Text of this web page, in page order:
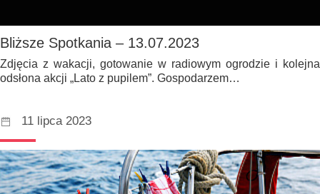
Bliższe Spotkania – 13.07.2023
Zdjęcia z wakacji, gotowanie w radiowym ogrodzie i kolejna
odsłona akcji „Lato z pupilem”. Gospodarzem…
11 lipca 2023